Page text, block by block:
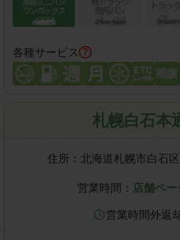
各種サービス
札幌白石本
住所： 北海道札幌市白石
営業時間： 店舗ペ
営業時間外返